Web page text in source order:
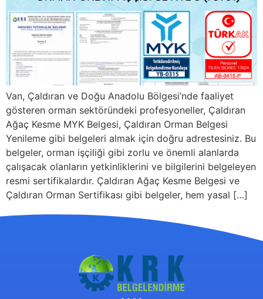
Van, Çaldıran ve Doğu Anadolu Bölgesi’nde faaliyet
gösteren orman sektöründeki profesyoneller, Çaldıran
Ağaç Kesme MYK Belgesi, Çaldıran Orman Belgesi
Yenileme gibi belgeleri almak için doğru adrestesiniz. Bu
belgeler, orman işçiliği gibi zorlu ve önemli alanlarda
çalışacak olanların yetkinliklerini ve bilgilerini belgeleyen
resmi sertifikalardır. Çaldıran Ağaç Kesme Belgesi ve
Çaldıran Orman Sertifikası gibi belgeler, hem yasal […]